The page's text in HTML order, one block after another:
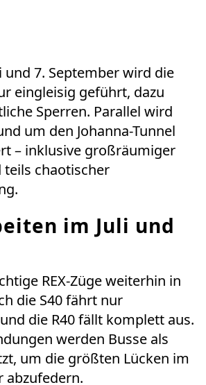
und 7. September wird die
eingleisig geführt, dazu
Sperren. Parallel wird
um den Johanna-Tunnel
– inklusive großräumiger
chaotischer
im Juli und
REX-Züge weiterhin in
die S40 fährt nur
die R40 fällt komplett aus.
werden Busse als
um die größten Lücken im
abzufedern.